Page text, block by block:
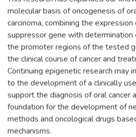
molecular basis of oncogenesis of
carcinoma, combining the
suppressor gene with
the promoter regions of the tested
the clinical course of cancer and
Continuing epigenetic research may
to the development of a clinically
support the diagnosis of oral cancer
foundation for the development of
methods and oncological drugs
mechanisms.